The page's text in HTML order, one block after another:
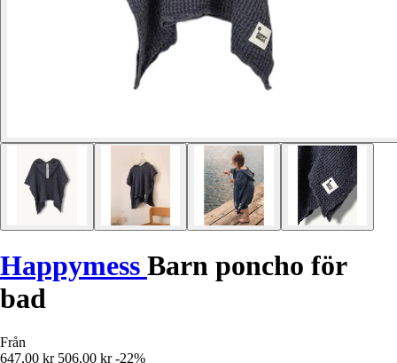
Happymess Barn poncho för
bad
Från
647,00 kr 506,00 kr -22%